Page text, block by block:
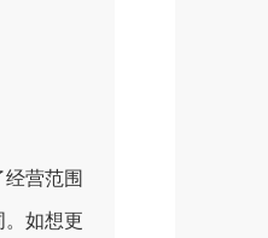
营范围
如想更